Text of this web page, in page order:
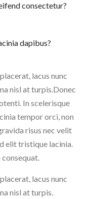
consectetur?
dapibus?
lacus nunc
nisl at turpis.Donec
In scelerisque
tempor orci, non
risus nec velit
elit tristique lacinia.
lacus nunc
nisl at turpis.